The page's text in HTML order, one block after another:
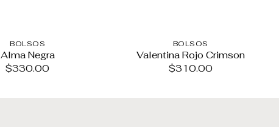
BOLSOS
Alma Negra
$330.00
BOLSOS
Valentina Rojo Crimson
$310.00